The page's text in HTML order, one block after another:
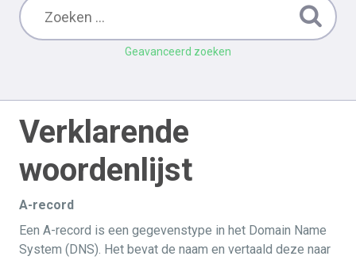
Geavanceerd zoeken
Verklarende
woordenlijst
A-record
Een A-record is een gegevenstype in het Domain Name
System (DNS). Het bevat de naam en vertaald deze naar